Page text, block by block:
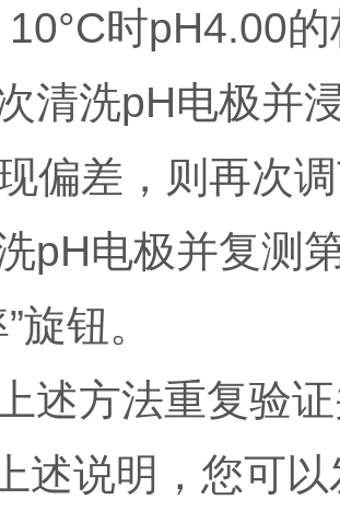
时pH4.00
清洗pH电极并
偏差，则再次
pH电极并复测
旋钮。
述方法重复验
述说明，您可